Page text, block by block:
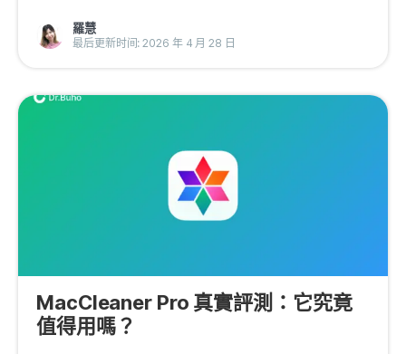
羅慧
最后更新时间: 2026 年 4 月 28 日
MacCleaner Pro 真實評測：它究竟
值得用嗎？